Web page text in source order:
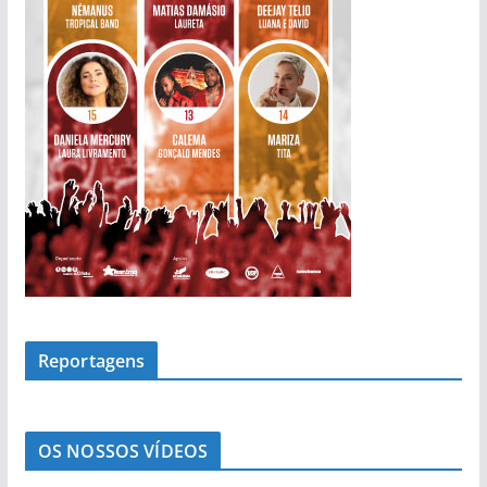
Reportagens
OS NOSSOS VÍDEOS